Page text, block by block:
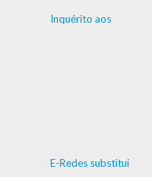
Inquérito aos
E-Redes substitui